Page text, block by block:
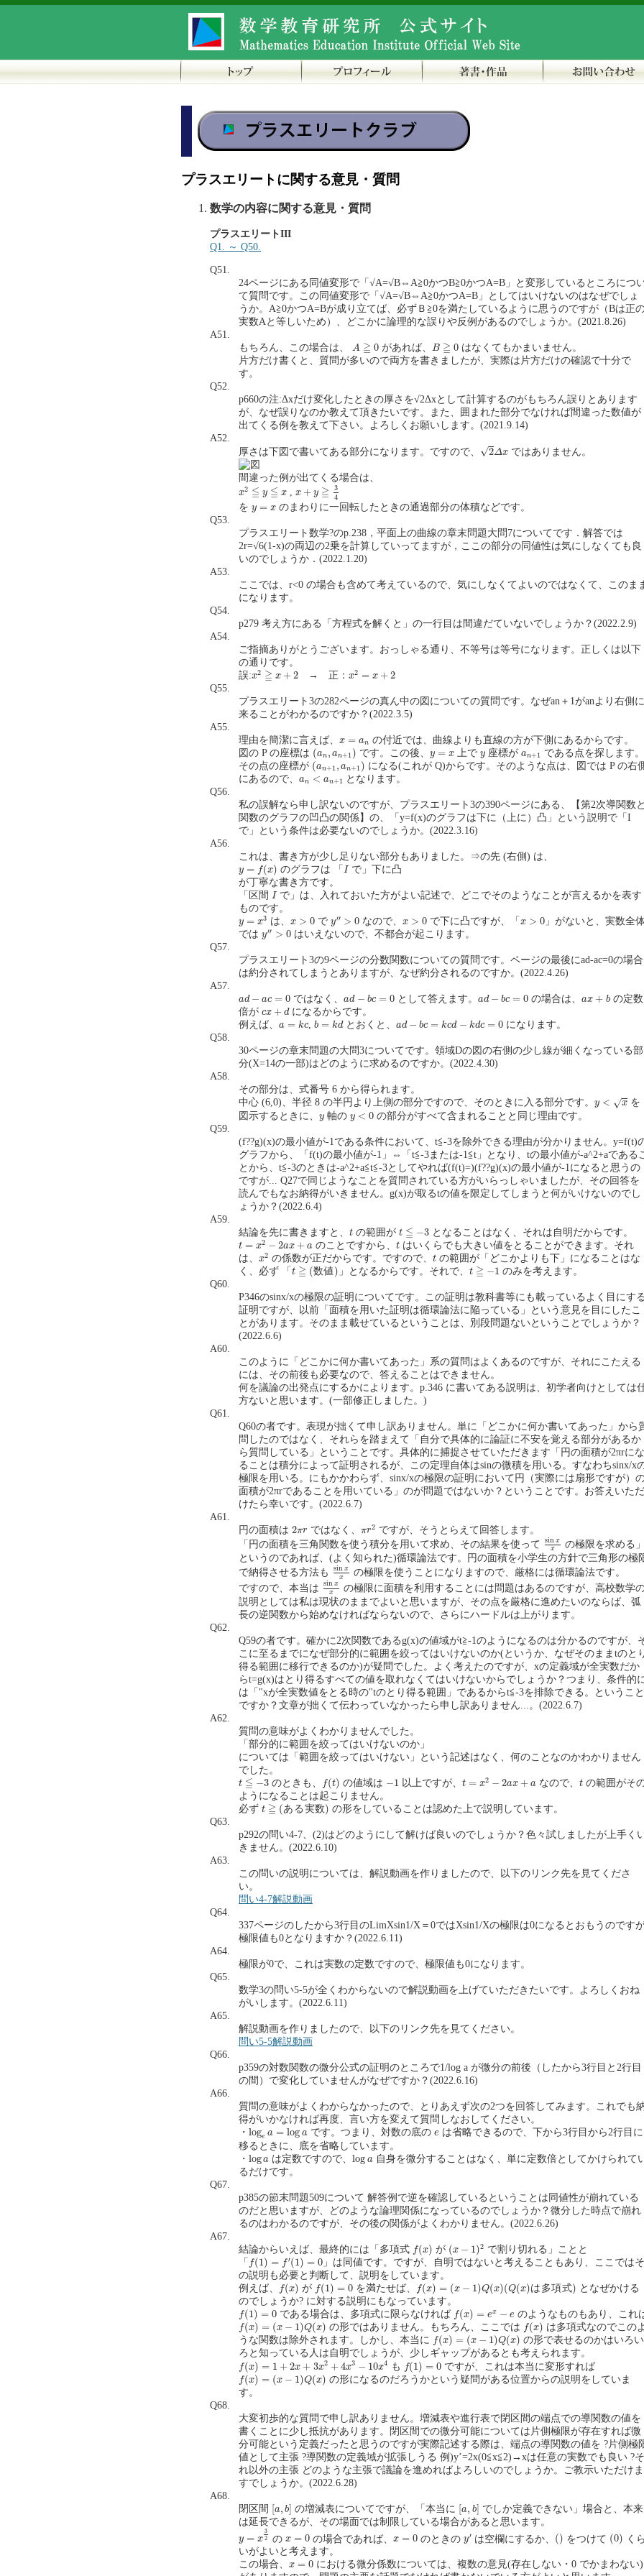
プラスエリートに関する意見・質問
数学の内容に関する意見・質問
プラスエリートIII
Q1. ～ Q50.
Q51.
24ページにある同値変形で「√A=√B⇔A≧0かつB≧0かつA=B」と変形しているところにつ
て質問です。この同値変形で「√A=√B⇔A≧0かつA=B」としてはいけないのはなぜでしょ
うか。A≧0かつA=Bが成り立てば、必ずＢ≧0を満たしているように思うのですが（Bは正
実数Aと等しいため）、どこかに論理的な誤りや反例があるのでしょうか。(2021.8.26)
A51.
もちろん、この場合は、 A ≧ 0
A ≧0 があれば、 B ≧ 0
B≧0
はなくてもかまいません。
片方だけ書くと、質問が多いので両方を書きましたが、実際は片方だけの確認で十分で
す。
Q52.
p660の注:Δxだけ変化したときの厚さを√2Δxとして計算するのがもちろん誤りとあります
が、なぜ誤りなのか教えて頂きたいです。また、囲まれた部分でなければ間違った数値が
出てくる例を教えて下さい。よろしくお願いします。(2021.9.14)
A52.
厚さは下図で書いてある部分になります。ですので、 √2Δx
Δx
ではありません。
間違った例が出てくる場合は、
x2 ≦ y ≦ x
2 ≦y , x + y ≧
3
4
x+y ≧3 4
を y = x
y =x
のまわりに一回転したときの通過部分の体積などです。
Q53.
プラスエリート数学?のp.238，平面上の曲線の章末問題大問7についてです．解答では
2r=√6(1-x)の両辺の2乗を計算していってますが，ここの部分の同値性は気にしなくても良
いのでしょうか．(2022.1.20)
A53.
ここでは、r<0 の場合も含めて考えているので、気にしなくてよいのではなくて、このま
になります。
Q54.
p279 考え方にある「方程式を解くと」の一行目は間違だていないでしょうか？(2022.2.9)
A54.
ご指摘ありがとうございます。おっしゃる通り、不等号は等号になります。正しくは以下
の通りです。
誤:x2 ≧ x +2
x2≧x + 2 → 正：x2 = x +2
2
Q55.
プラスエリート3の282ページの真ん中の図についての質問です。なぜan＋1がanより右側に
来ることがわかるのですか？(2022.3.5)
A55.
理由を簡潔に言えば、 x = an
x=an
の付近では、曲線よりも直線の方が下側にあるからです。
図の P の座標は (an , an+1)
(an, a です。この後、 y = x
y=x 上で y
y 座標が an+1
an + 1 である点を探します。
その点の座標が (an+1, an+1)
(a n+ ,an +1 ) になる(これが Q)からです。そのような点は、図では P の右
にあるので、 an < an+1
an an +
となります。
Q56.
私の誤解なら申し訳ないのですが、プラスエリート3の390ページにある、【第2次導関数と
関数のグラフの凹凸の関係】の、「y=f(x)のグラフは下に（上に）凸」という説明で「I
で」という条件は必要ないのでしょうか。(2022.3.16)
A56.
これは、書き方が少し足りない部分もありました。⇒の先 (右側) は、
y = f(x)
= f x) のグラフは 「 I
Iで」下に凸
が丁寧な書き方です。
「区間 I
Iで」は、入れておいた方がよい記述で、どこでそのようなことが言えるかを表す
ものです。
y = x3
y= x 3 は、 x > 0
x>0 で y′′ > 0
″>0 なので、x > 0
x>0 で下に凸ですが、「x > 0
x>0
」がないと、実数全
では y′′ > 0
″>0
はいえないので、不都合が起こります。
Q57.
プラスエリート3の9ページの分数関数についての質問です。ページの最後にad-ac=0の場合
は約分されてしまうとありますが、なぜ約分されるのですか。(2022.4.26)
A57.
ad − ac = 0
ad− =0 ではなく、ad − bc = 0
ad− c=0 として答えます。 ad − bc = 0
ad− c=0 の場合は、ax + b
ax+ b
の定数
倍が cx + d
cx+ d
になるからです。
例えば、 a = kc
a= , b = kd
b d とおくと、ad − bc = kcd − kdc = 0
ad− c=k −kdc 0
になります。
Q58.
30ページの章末問題の大問3についてです。領域Dの図の右側の少し線が細くなっている部
分(X=14の一部)はどのように求めるのですか。(2022.4.30)
A58.
その部分は、式番号 6 から得られます。
中心 (6,0)、半径 8 の半円より上側の部分ですので、そのときに入る部分です。 y < √x
x
を
図示するときに、 y
y 軸のy < 0
y <0
の部分がすべて含まれることと同じ理由です。
Q59.
(f??g)(x)の最小値が-1である条件において、t≦-3を除外できる理由が分かりません。y=f(t)
グラフから、「f(t)の最小値が-1」⇔「t≦-3または-1≦t」となり、tの最小値が-a^2+aである
とから、t≦-3のときは-a^2+a≦t≦-3としてやれば(f(t)=)(f??g)(x)の最小値が-1になると思うの
ですが... Q27で同じようなことを質問されている方がいらっしゃいましたが、その回答を
読んでもなお納得がいきません。g(x)が取るtの値を限定してしまうと何がいけないのでし
ょうか？(2022.6.4)
A59.
結論を先に書きますと、 t
t の範囲が t ≦ −3
t≦− となることはなく、それは自明だからです。
t = x2 − 2ax + a
t=x2−2a x+a のことですから、t
t はいくらでも大きい値をとることができます。それ
は、 x2
2 の係数が正だからです。ですので、 t
tの範囲が「どこかよりも下」になることはな
く、必ず 「 t ≧ (数値)
t≧(数値) 」となるからです。それで、 t ≧ −1
t≧−
のみを考えます。
Q60.
P346のsinx/xの極限の証明についてです。この証明は教科書等にも載っているよく目にする
証明ですが、以前「面積を用いた証明は循環論法に陥っている」という意見を目にしたこ
とがあります。そのまま載せているということは、別段問題ないということでしょうか？
(2022.6.6)
A60.
このように「どこかに何か書いてあった」系の質問はよくあるのですが、それにこたえる
には、その前後も必要なので、答えることはできません。
何を議論の出発点にするかによります。p.346 に書いてある説明は、初学者向けとしては
方ないと思います。(一部修正しました。)
Q61.
Q60の者です。表現が拙くて申し訳ありません。単に「どこかに何か書いてあった」から
問したのではなく、それらを踏まえて「自分で具体的に論証に不安を覚える部分があるか
ら質問している」ということです。具体的に捕捉させていただきます「円の面積が2πrにな
ることは積分によって証明されるが、この定理自体はsinの微積を用いる。すなわちsinx/x
極限を用いる。にもかかわらず、sinx/xの極限の証明において円（実際には扇形ですが）
面積が2πrであることを用いている」のが問題ではないか？ということです。お答えいただ
けたら幸いです。(2022.6.7)
A61.
円の面積は 2πr
2πr ではなく、πr2
2 ですが、そうとらえて回答します。
「円の面積を三角関数を使う積分を用いて求め、その結果を使って
sin x
x
sinx
の極限を求める」
というのであれば、(よく知られた)循環論法です。円の面積を小学生の方針で三角形の極
で納得させる方法も
sin x
x
sinxx
の極限を使うことになりますので、厳格には循環論法です。
ですので、本当は
sin x
x
sinxx
の極限に面積を利用することには問題はあるのですが、高校数学
説明としては私は現状のままでよいと思いますが、その点を厳格に進めたいのならば、弧
長の逆関数から始めなければならないので、さらにハードルは上がります。
Q62.
Q59の者です。確かに2次関数であるg(x)の値域がt≧-1のようになるのは分かるのですが、
こに至るまでになぜ部分的に範囲を絞ってはいけないのか(というか、なぜそのままtのと
得る範囲に移行できるのか)が疑問でした。よく考えたのですが、xの定義域が全実数だか
らt=g(x)はとり得るすべての値を取れなくてはいけないからでしょうか？つまり、条件的
は「"xが全実数値をとる時の"tのとり得る範囲」であるからt≦-3を排除できる。ということ
ですか？文章が拙くて伝わっていなかったら申し訳ありません...。(2022.6.7)
A62.
質問の意味がよくわかりませんでした。
「部分的に範囲を絞ってはいけないのか」
については「範囲を絞ってはいけない」という記述はなく、何のことなのかわかりません
でした。
t ≦ −3
t≦− のときも、 f(t)
f(t) の値域は −1
1 以上ですが、 t = x2 − 2ax + a
t= −2 + なので、t
t の範囲がそ
ようになることは起こりません。
必ず t ≧ (ある実数)
t≧(ある実数)
の形をしていることは認めた上で説明しています。
Q63.
p292の問い4-7、(2)はどのようにして解けば良いのでしょうか？色々試しましたが上手く
きません。(2022.6.10)
A63.
この問いの説明については、解説動画を作りましたので、以下のリンク先を見てくださ
い。
問い4-7解説動画
Q64.
337ページのしたから3行目のLimXsin1/X＝0ではXsin1/Xの極限は0になるとおもうのです
極限値も0となりますか？(2022.6.11)
A64.
極限が0で、これは実数の定数ですので、極限値も0になります。
Q65.
数学3の問い5-5が全くわからないので解説動画を上げていただきたいです。よろしくおね
がいします。(2022.6.11)
A65.
解説動画を作りましたので、以下のリンク先を見てください。
問い5-5解説動画
Q66.
p359の対数関数の微分公式の証明のところで1/log a が微分の前後（したから3行目と2行目
の間）で変化していませんがなぜですか？(2022.6.16)
A66.
質問の意味がよくわからなかったので、とりあえず次の2つを回答してみます。これでも
得がいかなければ再度、言い方を変えて質問しなおしてください。
・ loge a = log a
log a= loga です。つまり、対数の底の e
e は省略できるので、下から3行目から2行目に
移るときに、底を省略しています。
・ loga
log a は定数ですので、log a
log a
自身を微分することはなく、単に定数倍としてかけられて
るだけです。
Q67.
p385の節末問題509について 解答例で逆を確認しているということは同値性が崩れている
のだと思いますが、どのような論理関係になっているのでしょうか？微分した時点で崩れ
るのはわかるのですが、その後の関係がよくわかりません。(2022.6.26)
A67.
結論からいえば、最終的には「多項式 f(x)
f(x が (x − 1)2
(x 2
で割り切れる」ことと
「 f(1) = f′(1) = 0
f(1)= f′ )=0
」は同値です。ですが、自明ではないと考えることもあり、ここではそ
の説明も必要と判断して、説明をしています。
例えば、
f(x)
f(x) が f(1) = 0
f(1)=0 を満たせば、 f(x) = (x − 1)Q(x)(Q(x)は多項式)
f(x = (x −1 x) Q( ) は多 項式 )
となぜかける
のでしょうか? に対する説明にもなっています。
f(1) = 0
f(1)= 0 である場合は、多項式に限らなければ f(x) = ex − e
f(x = e のようなものもあり、これ
f(x) = (x − 1)Q(x)
f(x = −1 Q (x) の形ではありません。もちろん、ここでは f(x)
f(x
は多項式なのでこのよ
うな関数は除外されます。しかし、本当に f(x) = (x − 1)Q(x)
f(x)= ( x −1 ( x)
の形で表せるのかはいろい
ろと知っている人は自明でしょうが、少しギャップがあるとも考えられます。
f(x) = 1 +2x + 3x2 + 4x3 − 10x4
(x)=1+ 2 + 3x +4x3−10 x4 も f(1) = 0
f(1)=0 ですが、これは本当に変形すれば
f(x) = (x − 1)Q(x)
f(x = −1 Q x)
の形になるのだろうかという疑問がある位置からの説明をしていま
す。
Q68.
大変初歩的な質問で申し訳ありません。増減表や進行表で閉区間の端点での導関数の値を
書くことに少し抵抗があります。閉区間での微分可能については片側極限が存在すれば微
分可能という定義だったと思うのですが実際記述する際は、端点の導関数の値を ?片側極
値として主張 ?導関数の定義域が拡張しうる 例)y’=2x(0≦x≦2)→xは任意の実数でも良い ?そ
れ以外の主張 どのような主張で議論を進めればよろしいのでしょうか。ご教示いただけま
すでしょうか。(2022.6.28)
A68.
閉区間 [a, b]
[ b] の増減表についてですが、「本当に [a, b]
[ b] でしか定義できない」場合と、本来
は延長できるが、その場面では制限している場合があると思います。
y = x
3
2
y=x32
の x = 0
x=0 の場合であれば、 x = 0
x=0 のときの y′
y′ は空欄にするか、 ()
() をつけて (0)
(0) くら
いがよいと考えます。
この場合、 x = 0
x=0
における微分係数については、複数の意見(存在しない・0 でかまわない)